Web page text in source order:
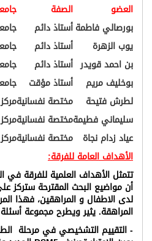
العضو الصفة
بورصالي فاطمةأستاذ دائم
يوب الزهرة
أستاذ دائم
بن احمد قويدر أستاذ دائم
بوخليف مريم
أستاذ مؤقت
لطرش فتيحة
مختصة نفسانية
سليماني فطيمةمختصة نفسانية
عياد زدام نجاة
مختصة نفسانية
الأهداف العامة للفرقة:
تتمثل الأهداف العلمية للفرقة في
أن مواضيع البحث المقترحة ستركز
لدى الاطفال و المراهقين، فهذا
المراهقة. يثير ويطرح مجموعة
-التقييم التشخيصي في مرحلة